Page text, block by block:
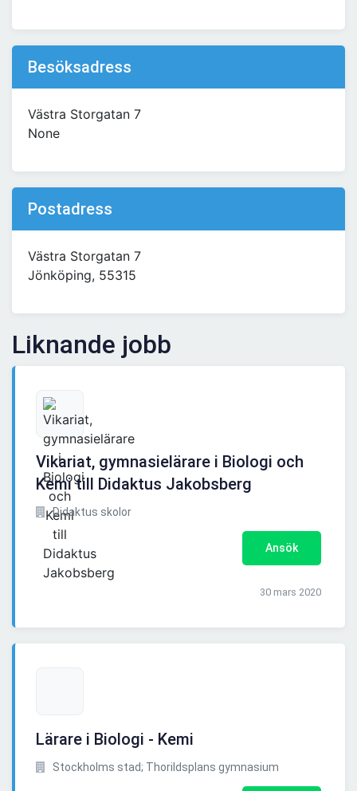
Besöksadress
Västra Storgatan 7
None
Postadress
Västra Storgatan 7
Jönköping, 55315
Liknande jobb
Vikariat, gymnasielärare i Biologi och
Kemi till Didaktus Jakobsberg
Didaktus skolor
Ansök
30 mars 2020
Lärare i Biologi - Kemi
Stockholms stad; Thorildsplans gymnasium